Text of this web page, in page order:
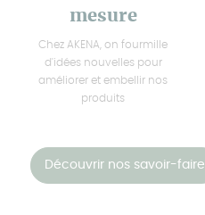
mesure
Chez AKENA, on fourmille
d'idées nouvelles pour
améliorer et embellir nos
produits
Découvrir nos savoir-faire